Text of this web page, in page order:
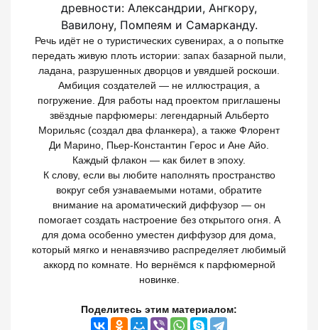
древности: Александрии, Ангкору,
Вавилону, Помпеям и Самарканду.
Речь идёт не о туристических сувенирах, а о попытке
передать живую плоть истории: запах базарной пыли,
ладана, разрушенных дворцов и увядшей роскоши.
Амбиция создателей — не иллюстрация, а
погружение. Для работы над проектом приглашены
звёздные парфюмеры: легендарный Альберто
Морильяс (создал два фланкера), а также Флорент
Ди Марино, Пьер-Константин Герос и Ане Айо.
Каждый флакон — как билет в эпоху.
К слову, если вы любите наполнять пространство
вокруг себя узнаваемыми нотами, обратите
внимание на ароматический диффузор — он
помогает создать настроение без открытого огня. А
для дома особенно уместен диффузор для дома,
который мягко и ненавязчиво распределяет любимый
аккорд по комнате. Но вернёмся к парфюмерной
новинке.
Поделитесь этим материалом: